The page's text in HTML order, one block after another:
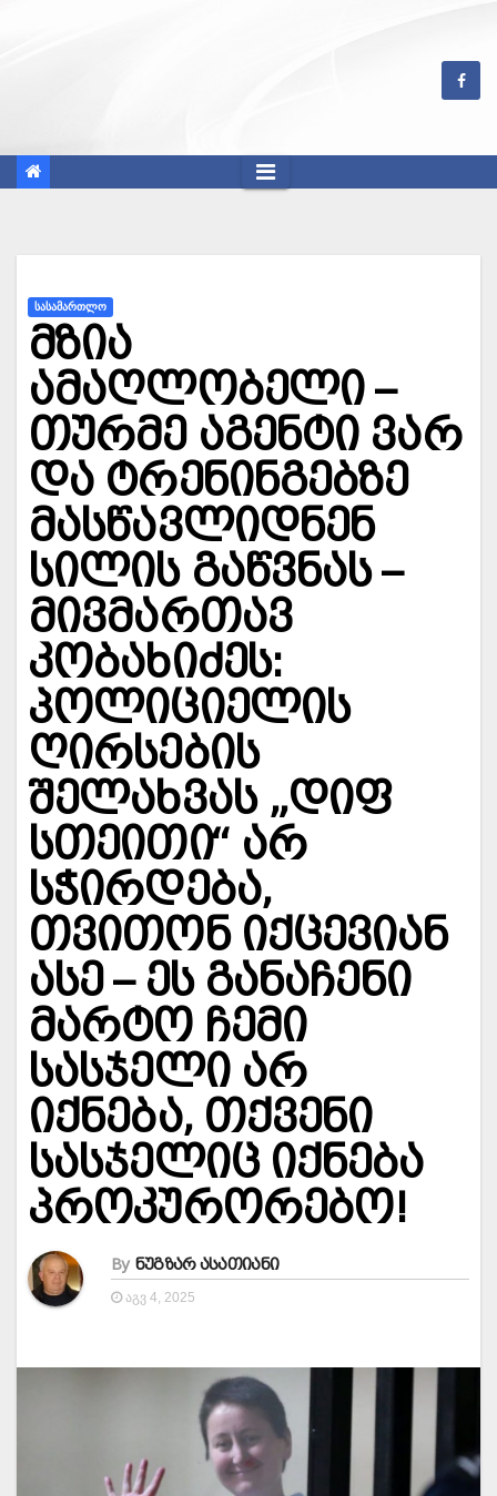
ᲡᲐᲡᲐᲛᲐᲠᲗᲚᲝ
მზია
ამაღლობელი –
თურმე აგენტი ვარ
და ტრენინგებზე
მასწავლიდნენ
სილის გაწვნას –
მივმართავ
კობახიძეს:
პოლიციელის
ღირსების
შელახვას „დიფ
სთეითი“ არ
სჭირდება,
თვითონ იქცევიან
ასე – ეს განაჩენი
მარტო ჩემი
სასჯელი არ
იქნება, თქვენი
სასჯელიც იქნება
პროკურორებო!
By ნუგზარ ასათიანი
ᲐᲒᲕ 4, 2025